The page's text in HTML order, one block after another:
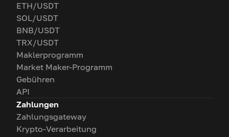
ETH/USDT
SOL/USDT
BNB/USDT
TRX/USDT
Maklerprogramm
Market Maker-Programm
Gebühren
API
Zahlungen
Zahlungsgateway
Krypto-Verarbeitung